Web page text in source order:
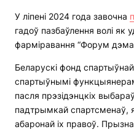
У ліпені 2024 года завочна
гадоў пазбаўлення волі як
фарміравання “Форум
Беларускі фонд
спартыўнымі
пасля прэзідэнцкіх
падтрымкай спартсменаў,
абаронай іх правоў.